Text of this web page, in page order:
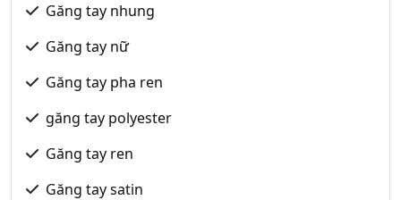
Găng tay nhung
Găng tay nữ
Găng tay pha ren
găng tay polyester
Găng tay ren
Găng tay satin